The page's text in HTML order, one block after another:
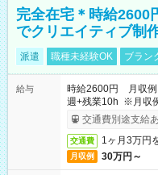
完全在宅＊時給2600
でクリエイティブ制
派遣 職種未経験OK ブラン
給与
時給2600円 月収例
週+残業10h ※月収
受取りサービス利用
交通費別途支給
交通費 1ヶ月3万円
月収例 30万円～